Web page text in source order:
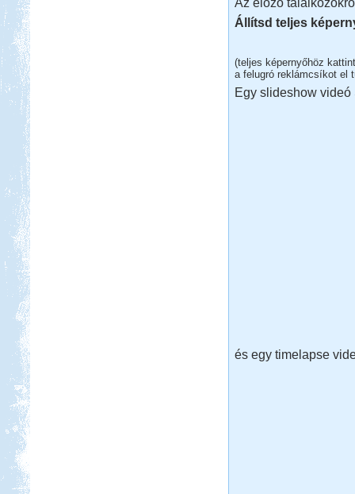
Állítsd teljes
(teljes képernyőhöz
a felugró reklámcsíkot el
Egy slideshow videó
és egy timelapse